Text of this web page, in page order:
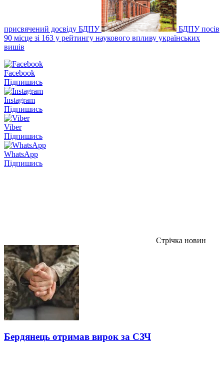
присвячений досвіду БДПУ
БДПУ посів
90 місце зі 163 у рейтингу наукового впливу українських
вишів
Facebook
Підпишись
Instagram
Підпишись
Viber
Підпишись
WhatsApp
Підпишись
Стрічка новин
Бердянець отримав вирок за СЗЧ